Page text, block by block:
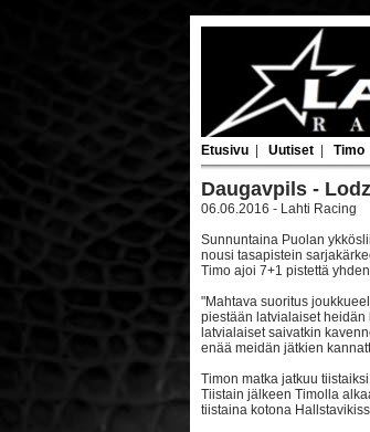
Etusivu Uutiset Timo
Daugavpils -
06.06.2016 - Lahti Racing
Sunnuntaina Puolan
nousi tasapistein
Timo ajoi 7+1 pistettä
"Mahtava suoritus
piestään latvialaiset heidän
latvialaiset saivatkin
enää meidän jätkien
Timon matka jatkuu
Tiistain jälkeen Timolla
tiistaina kotona